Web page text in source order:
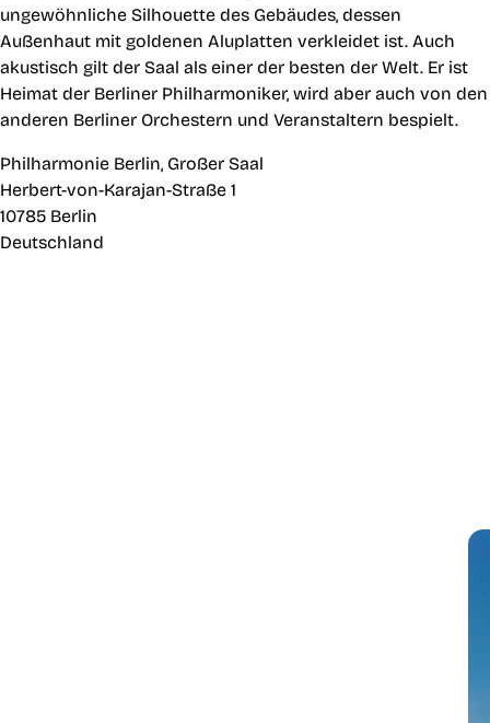
ungewöhnliche Silhouette des Gebäudes, dessen
Außenhaut mit goldenen Aluplatten verkleidet ist. Auch
akustisch gilt der Saal als einer der besten der Welt. Er ist
Heimat der Berliner Philharmoniker, wird aber auch von den
anderen Berliner Orchestern und Veranstaltern bespielt.
Philharmonie Berlin, Großer Saal
Herbert-von-Karajan-Straße 1
10785 Berlin
Deutschland